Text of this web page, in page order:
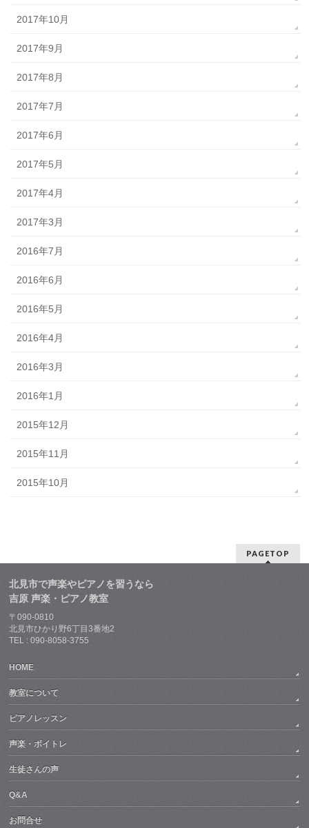
2017年10月
2017年9月
2017年8月
2017年7月
2017年6月
2017年5月
2017年4月
2017年3月
2016年7月
2016年6月
2016年5月
2016年4月
2016年3月
2016年1月
2015年12月
2015年11月
2015年10月
PAGETOP
北見市で声楽やピアノを習うなら
吉原 声楽・ピアノ教室
〒090-0810
北見市ひかり野6丁目3番地2
TEL : 090-8058-3755
HOME
教室について
ピアノレッスン
声楽・ボイトレ
生徒さんの声
Q&A
お問合せ